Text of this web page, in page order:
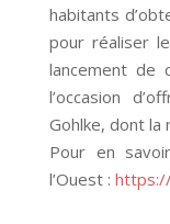
habitants
pour réaliser
lancement de
l’occasion
Gohlke, dont la
Pour en
l’Ouest :